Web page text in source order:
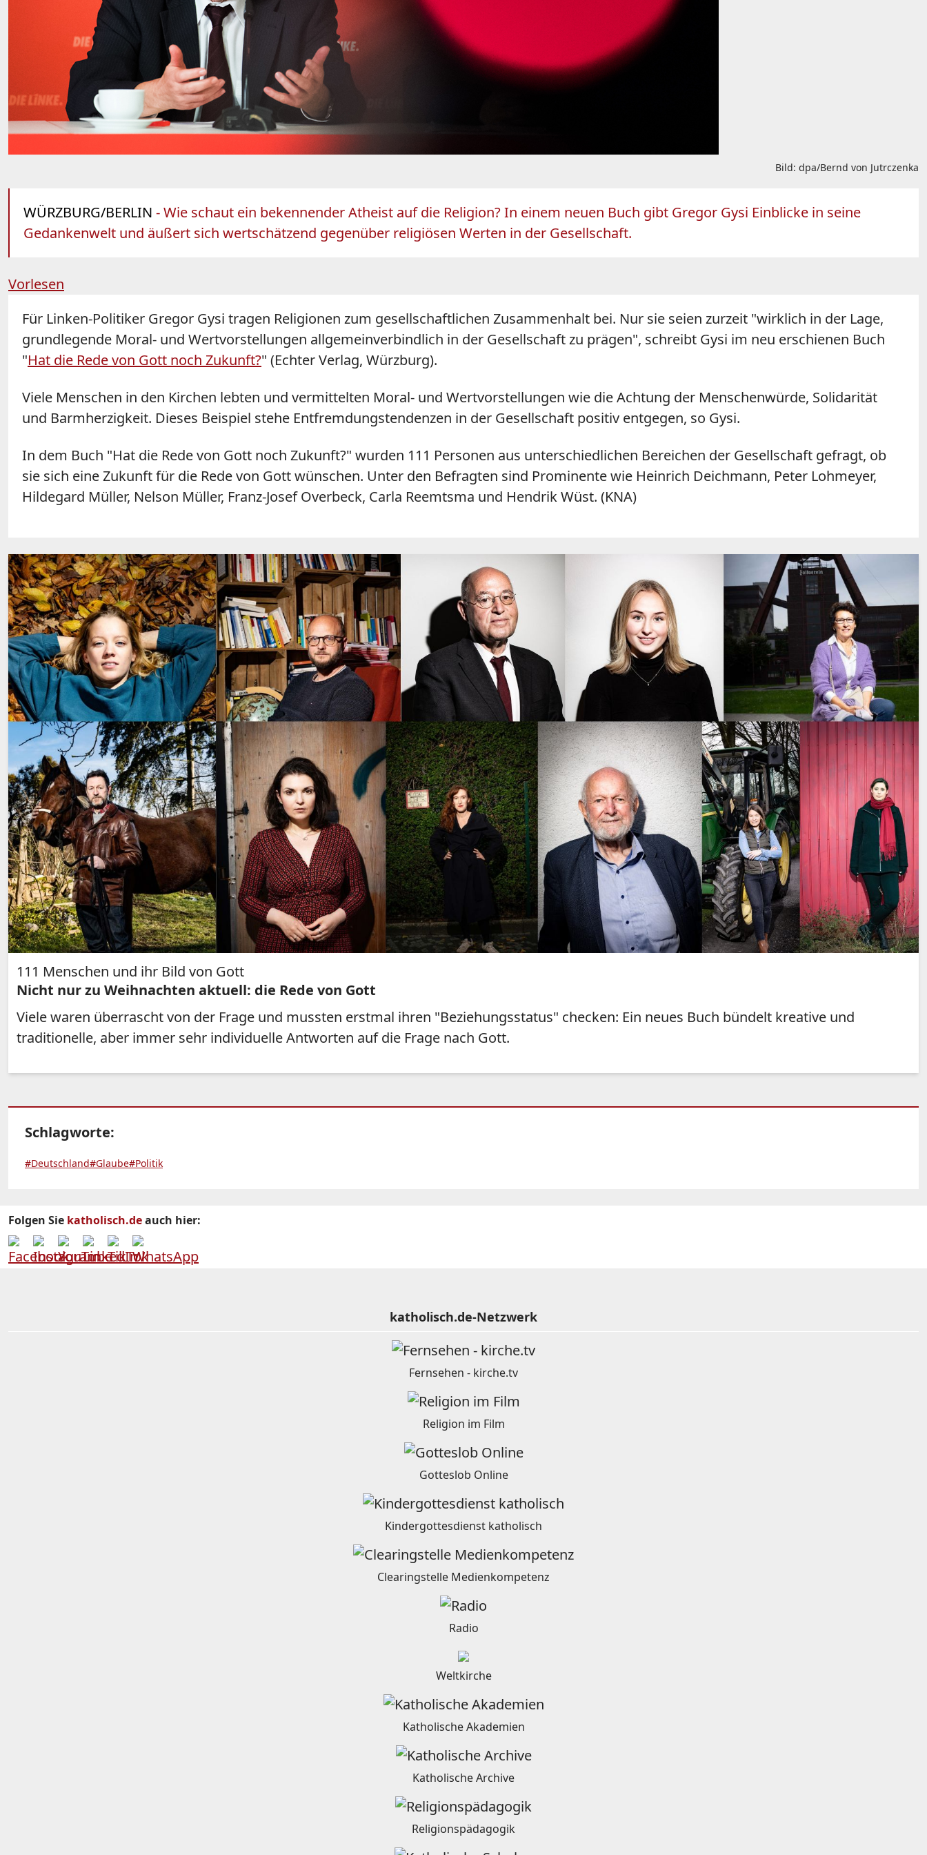
Bild: dpa/Bernd von Jutrczenka
WÜRZBURG/BERLIN - Wie schaut ein bekennender Atheist auf die Religion? In einem neuen Buch gibt Gregor Gysi Einblicke in seine
Gedankenwelt und äußert sich wertschätzend gegenüber religiösen Werten in der Gesellschaft.
Vorlesen
Für Linken-Politiker Gregor Gysi tragen Religionen zum gesellschaftlichen Zusammenhalt bei. Nur sie seien zurzeit "wirklich in der Lage,
grundlegende Moral- und Wertvorstellungen allgemeinverbindlich in der Gesellschaft zu prägen", schreibt Gysi im neu erschienen Buch
"Hat die Rede von Gott noch Zukunft?" (Echter Verlag, Würzburg).
Viele Menschen in den Kirchen lebten und vermittelten Moral- und Wertvorstellungen wie die Achtung der Menschenwürde, Solidarität
und Barmherzigkeit. Dieses Beispiel stehe Entfremdungstendenzen in der Gesellschaft positiv entgegen, so Gysi.
In dem Buch "Hat die Rede von Gott noch Zukunft?" wurden 111 Personen aus unterschiedlichen Bereichen der Gesellschaft gefragt, ob
sie sich eine Zukunft für die Rede von Gott wünschen. Unter den Befragten sind Prominente wie Heinrich Deichmann, Peter Lohmeyer,
Hildegard Müller, Nelson Müller, Franz-Josef Overbeck, Carla Reemtsma und Hendrik Wüst. (KNA)
111 Menschen und ihr Bild von Gott
Nicht nur zu Weihnachten aktuell: die Rede von Gott
Viele waren überrascht von der Frage und mussten erstmal ihren "Beziehungsstatus" checken: Ein neues Buch bündelt kreative und
traditionelle, aber immer sehr individuelle Antworten auf die Frage nach Gott.
Schlagworte:
#Deutschland#Glaube#Politik
Folgen Sie katholisch.deauch hier:
katholisch.de-Netzwerk
Fernsehen - kirche.tv
Religion im Film
Gotteslob Online
Kindergottesdienst katholisch
Clearingstelle Medienkompetenz
Radio
Weltkirche
Katholische Akademien
Katholische Archive
Religionspädagogik